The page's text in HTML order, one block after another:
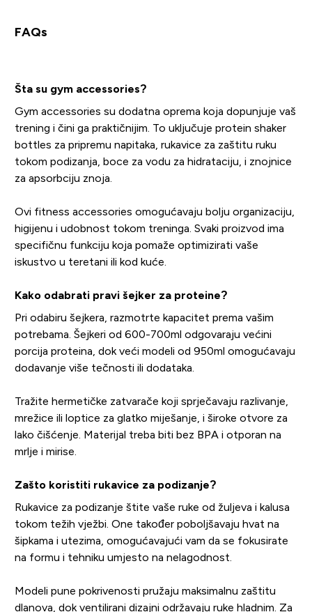
FAQs
Šta su gym accessories?
Gym accessories su dodatna oprema koja dopunjuje vaš
trening i čini ga praktičnijim. To uključuje protein shaker
bottles za pripremu napitaka, rukavice za zaštitu ruku
tokom podizanja, boce za vodu za hidrataciju, i znojnice
za apsorbciju znoja.
Ovi fitness accessories omogućavaju bolju organizaciju,
higijenu i udobnost tokom treninga. Svaki proizvod ima
specifičnu funkciju koja pomaže optimizirati vaše
iskustvo u teretani ili kod kuće.
Kako odabrati pravi šejker za proteine?
Pri odabiru šejkera, razmotrte kapacitet prema vašim
potrebama. Šejkeri od 600-700ml odgovaraju većini
porcija proteina, dok veći modeli od 950ml omogućavaju
dodavanje više tečnosti ili dodataka.
Tražite hermetičke zatvarače koji sprječavaju razlivanje,
mrežice ili loptice za glatko miješanje, i široke otvore za
lako čišćenje. Materijal treba biti bez BPA i otporan na
mrlje i mirise.
Zašto koristiti rukavice za podizanje?
Rukavice za podizanje štite vaše ruke od žuljeva i kalusa
tokom težih vježbi. One također poboljšavaju hvat na
šipkama i utezima, omogućavajući vam da se fokusirate
na formu i tehniku umjesto na nelagodnost.
Modeli pune pokrivenosti pružaju maksimalnu zaštitu
dlanova, dok ventilirani dizajni održavaju ruke hladnim. Za